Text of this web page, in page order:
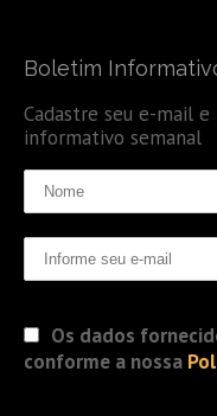
Boletim
Cadastre seu e-mail
informativo semanal
Os dados
conforme a nossa